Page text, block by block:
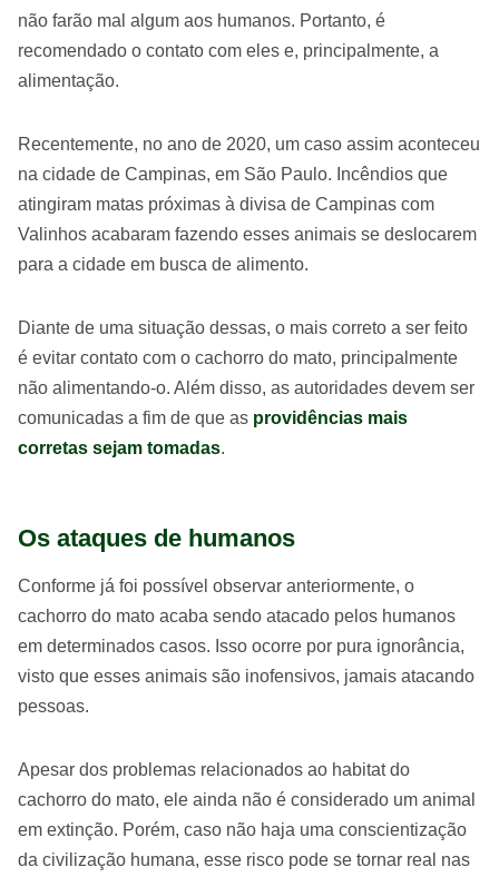
não farão mal algum aos humanos. Portanto, é
recomendado o contato com eles e, principalmente, a
alimentação.
Recentemente, no ano de 2020, um caso assim aconteceu
na cidade de Campinas, em São Paulo. Incêndios que
atingiram matas próximas à divisa de Campinas com
Valinhos acabaram fazendo esses animais se deslocarem
para a cidade em busca de alimento.
Diante de uma situação dessas, o mais correto a ser feito
é evitar contato com o cachorro do mato, principalmente
não alimentando-o. Além disso, as autoridades devem ser
comunicadas a fim de que as providências mais
corretas sejam tomadas.
Os ataques de humanos
Conforme já foi possível observar anteriormente, o
cachorro do mato acaba sendo atacado pelos humanos
em determinados casos. Isso ocorre por pura ignorância,
visto que esses animais são inofensivos, jamais atacando
pessoas.
Apesar dos problemas relacionados ao habitat do
cachorro do mato, ele ainda não é considerado um animal
em extinção. Porém, caso não haja uma conscientização
da civilização humana, esse risco pode se tornar real nas